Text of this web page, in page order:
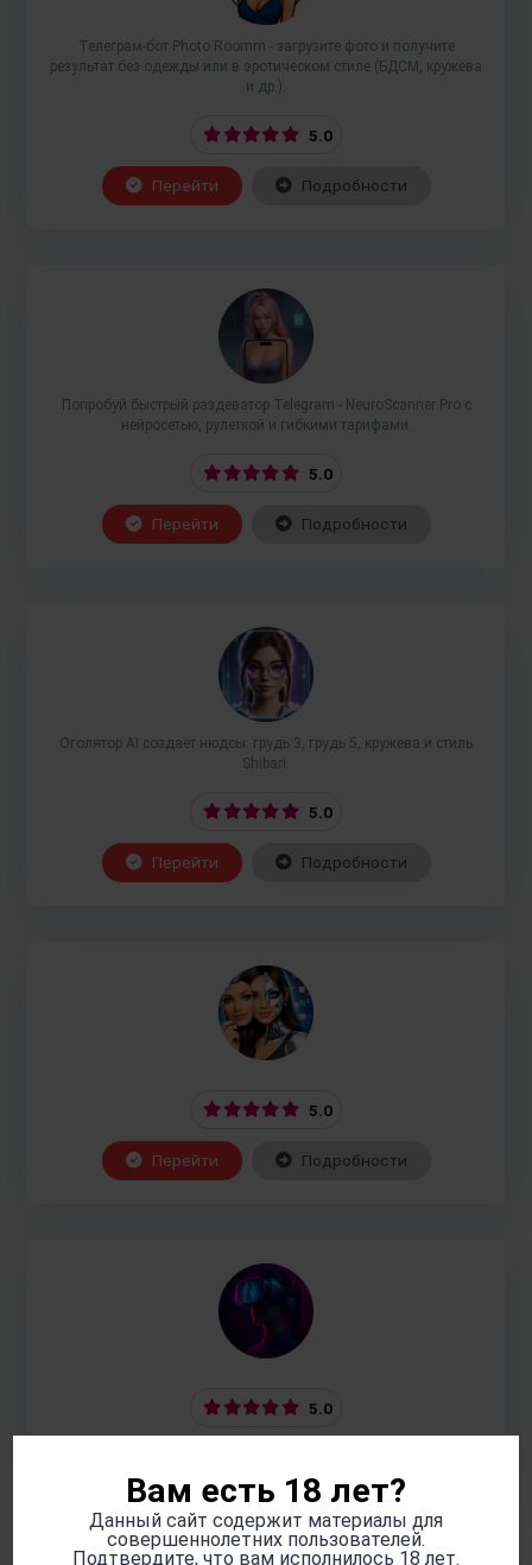
Вам есть 18 лет?
Данный сайт содержит материалы для
совершеннолетних пользователей.
Подтвердите, что вам исполнилось 18 лет.
Телеграм-бот Photo Roomm - загрузите фото и получите
результат без одежды или в эротическом стиле (БДСМ, кружева
и др.).
5.0
Перейти Подробности
Попробуй быстрый раздеватор Telegram - NeuroScanner Pro с
нейросетью, рулеткой и гибкими тарифами.
5.0
Перейти Подробности
Оголятор AI создаёт нюдсы: грудь 3, грудь 5, кружева и стиль
Shibari.
5.0
Перейти Подробности
5.0
Перейти Подробности
5.0